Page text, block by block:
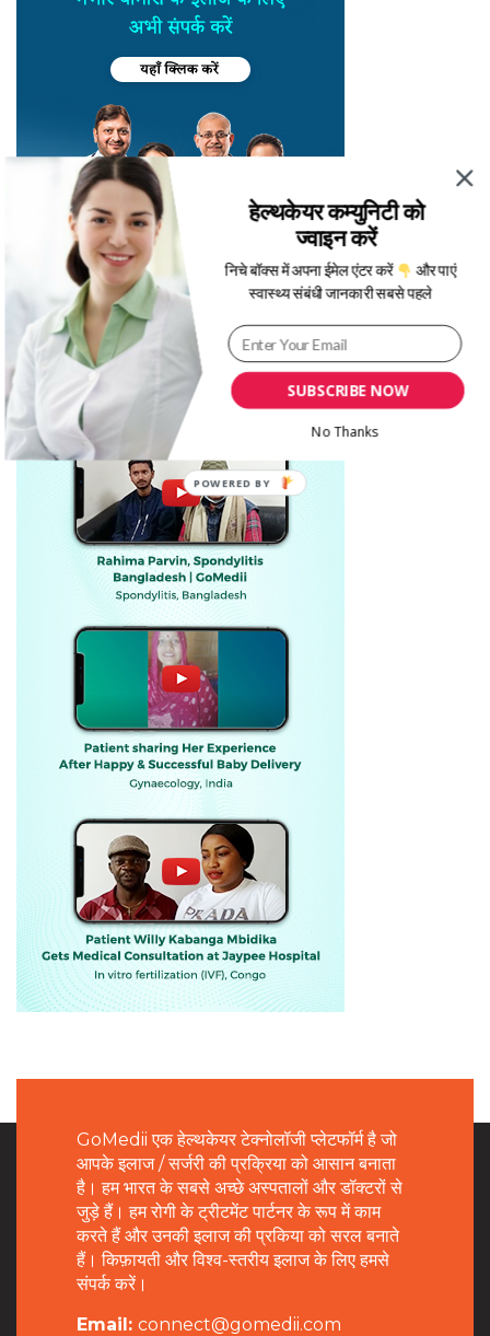
GoMedii एक हेल्थकेयर टेक्नोलॉजी प्लेटफॉर्म है जो
आपके इलाज / सर्जरी की प्रक्रिया को आसान बनाता
है। हम भारत के सबसे अच्छे अस्पतालों और डॉक्टरों से
जुड़े हैं। हम रोगी के ट्रीटमेंट पार्टनर के रूप में काम
करते हैं और उनकी इलाज की प्रकिया को सरल बनाते
हैं। किफ़ायती और विश्व-स्तरीय इलाज के लिए हमसे
संपर्क करें।
Email: connect@gomedii.com
SUBSCRIBE NOW
हेल्थकेयर कम्युनिटी को
ज्वाइन करें
निचे बॉक्स में अपना ईमेल एंटर करें और पाएं
स्वास्थ्य संबंधी जानकारी सबसे पहले
No Thanks
POWERED BY